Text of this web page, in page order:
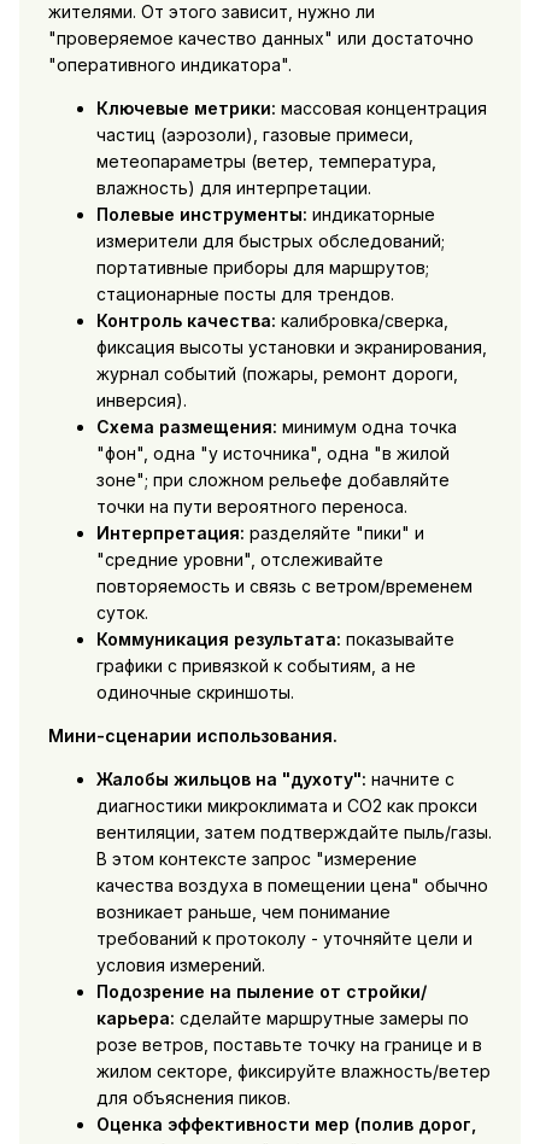
жителями. От этого зависит, нужно ли
"проверяемое качество данных" или достаточно
"оперативного индикатора".
Ключевые метрики: массовая концентрация
частиц (аэрозоли), газовые примеси,
метеопараметры (ветер, температура,
влажность) для интерпретации.
Полевые инструменты: индикаторные
измерители для быстрых обследований;
портативные приборы для маршрутов;
стационарные посты для трендов.
Контроль качества: калибровка/сверка,
фиксация высоты установки и экранирования,
журнал событий (пожары, ремонт дороги,
инверсия).
Схема размещения: минимум одна точка
"фон", одна "у источника", одна "в жилой
зоне"; при сложном рельефе добавляйте
точки на пути вероятного переноса.
Интерпретация: разделяйте "пики" и
"средние уровни", отслеживайте
повторяемость и связь с ветром/временем
суток.
Коммуникация результата: показывайте
графики с привязкой к событиям, а не
одиночные скриншоты.
Мини-сценарии использования.
Жалобы жильцов на "духоту": начните с
диагностики микроклимата и CO2 как прокси
вентиляции, затем подтверждайте пыль/газы.
В этом контексте запрос "измерение
качества воздуха в помещении цена" обычно
возникает раньше, чем понимание
требований к протоколу - уточняйте цели и
условия измерений.
Подозрение на пыление от стройки/
карьера: сделайте маршрутные замеры по
розе ветров, поставьте точку на границе и в
жилом секторе, фиксируйте влажность/ветер
для объяснения пиков.
Оценка эффективности мер (полив дорог,